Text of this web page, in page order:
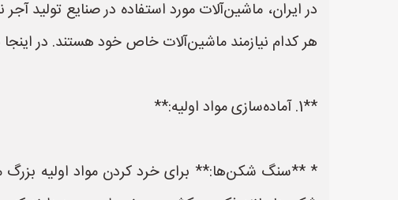
در ایران، ماشین‌آلات مورد استفاده در صنایع تولید
هر کدام نیازمند ماشین‌آلات خاص خود هستند. در
**1. آماده‌سازی مواد اولیه:**
* **سنگ شکن‌ها:** برای خرد کردن مواد اولیه بزرگ